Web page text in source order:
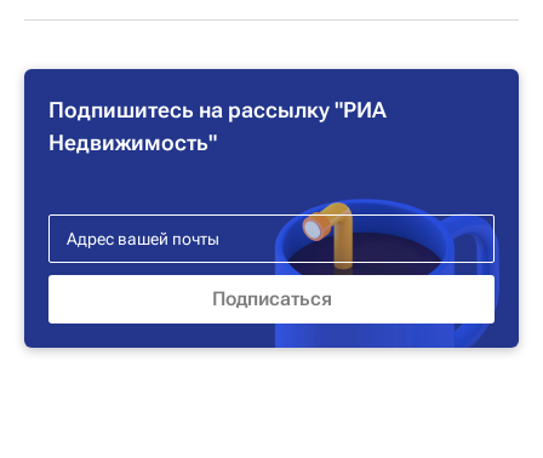
Подпишитесь на рассылку "РИА
Недвижимость"